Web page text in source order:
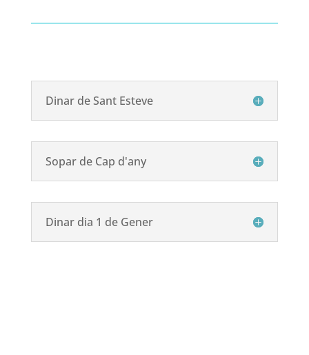
Dinar de Sant Esteve
Sopar de Cap d'any
Dinar dia 1 de Gener